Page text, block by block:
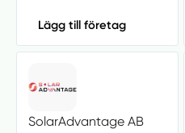
Lägg till företag
SolarAdvantage AB